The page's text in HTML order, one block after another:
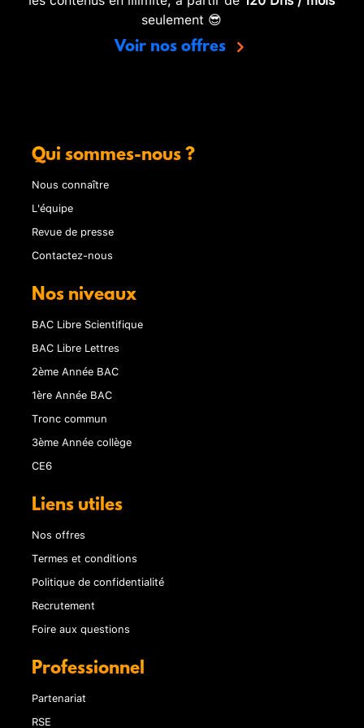
seulement 😎
Voir nos offres
Qui sommes-nous ?
Nous connaître
L'équipe
Revue de presse
Contactez-nous
Nos niveaux
BAC Libre Scientifique
BAC Libre Lettres
2ème Année BAC
1ère Année BAC
Tronc commun
3ème Année collège
CE6
Liens utiles
Nos offres
Termes et conditions
Politique de confidentialité
Recrutement
Foire aux questions
Professionnel
Partenariat
RSE